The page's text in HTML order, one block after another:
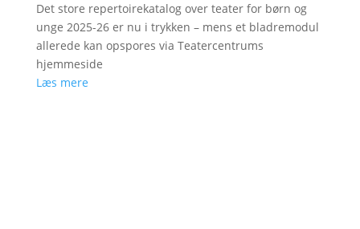
Det store repertoirekatalog over teater for børn og
unge 2025-26 er nu i trykken – mens et bladremodul
allerede kan opspores via Teatercentrums
hjemmeside
Læs mere